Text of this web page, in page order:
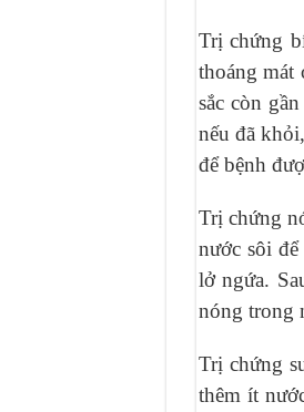
Trị chứng
thoáng
sắc còn
nếu đã
để bệnh
Trị chứng
nước sôi
lở ngứa.
nóng trong
Trị chứng
thêm ít